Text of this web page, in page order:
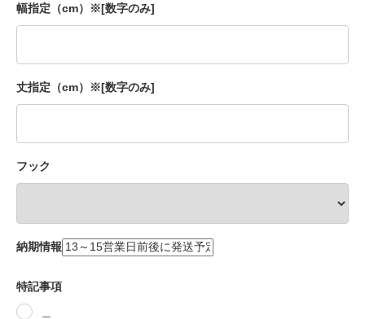
幅指定（cm）※[数字のみ]
丈指定（cm）※[数字のみ]
フック
納期情報
特記事項